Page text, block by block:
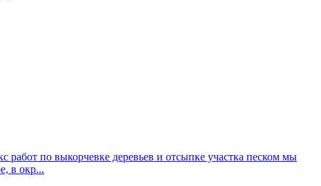
по выкорчевке деревьев и отсыпке участка песком мы
в окр...